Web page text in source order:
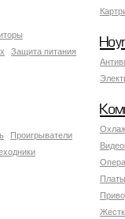
Защита питания
Проигрыватели